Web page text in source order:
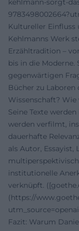
kehlmann-sorgt-
Kultureller Einfluss
Kehlmanns Werk
Erzähltradition –
bis in die
gegenwärtigen
Bücher zu
Wissenschaft?
Seine Texte
werden verfilmt,
dauerhafte
als Autor, Essayist,
institutionelle
verknüpft.
(https://
Fazit: Warum